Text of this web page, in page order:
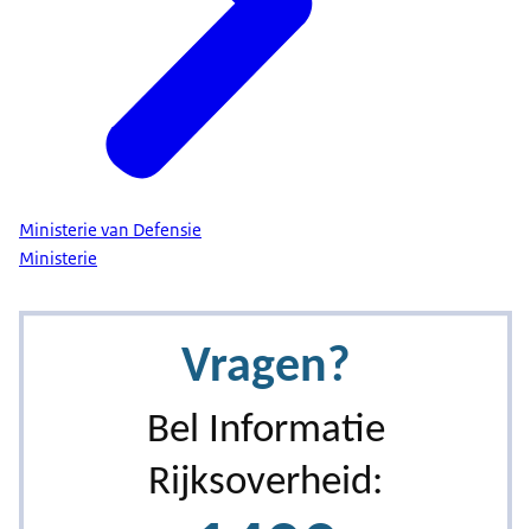
Ministerie van Defensie
Ministerie